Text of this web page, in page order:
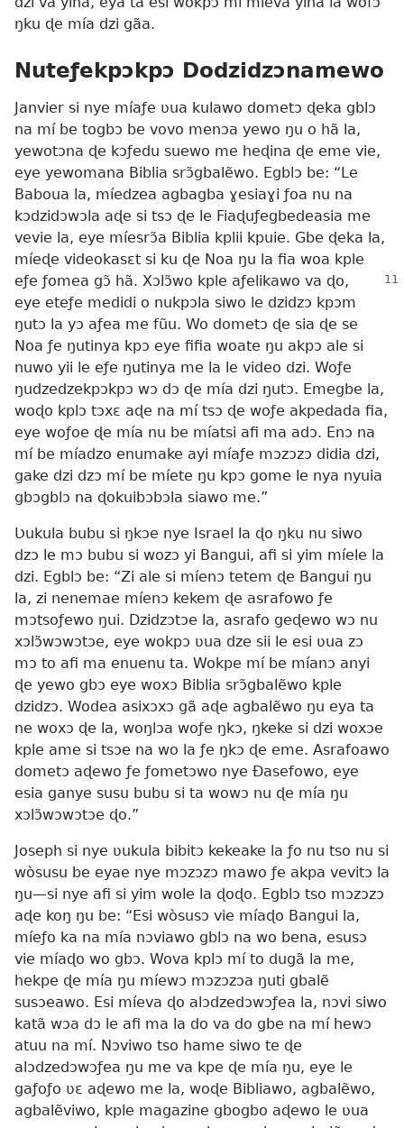
ŋku ɖe mía dzi gãa.
Nuteƒekpɔkpɔ Dodzidzɔnamewo
Janvier si nye míaƒe ʋua kulawo dometɔ ɖeka gblɔ
na mí be togbɔ be vovo menɔa yewo ŋu o hã la,
yewotɔna ɖe kɔƒedu suewo me heɖina ɖe eme vie,
eye yewomana Biblia srɔ̃gbalẽwo. Egblɔ be: “Le
Baboua la, míedzea agbagba ɣesiaɣi ƒoa nu na
kɔdzidɔwɔla aɖe si tsɔ ɖe le Fiaɖuƒegbedeasia me
vevie la, eye míesrɔ̃a Biblia kplii kpuie. Gbe ɖeka la,
míeɖe videokasɛt si ku ɖe Noa ŋu la fia woa kple
eƒe ƒomea gɔ̃ hã. Xɔlɔ̃wo kple aƒelikawo va ɖo,
eye eteƒe medidi o nukpɔla siwo le dzidzɔ kpɔm
ŋutɔ la yɔ aƒea me fũu. Wo dometɔ ɖe sia ɖe se
Noa ƒe ŋutinya kpɔ eye fifia woate ŋu akpɔ ale si
nuwo yii le eƒe ŋutinya me la le video dzi. Woƒe
ŋudzedzekpɔkpɔ wɔ dɔ ɖe mía dzi ŋutɔ. Emegbe la,
woɖo kplɔ tɔxɛ aɖe na mí tsɔ ɖe woƒe akpedada fia,
eye woƒoe ɖe mía nu be míatsi afi ma adɔ. Enɔ na
mí be míadzo enumake ayi míaƒe mɔzɔzɔ didia dzi,
gake dzi dzɔ mí be míete ŋu kpɔ gome le nya nyuia
gbɔgblɔ na ɖokuibɔbɔla siawo me.”
Ʋukula bubu si ŋkɔe nye Israel la ɖo ŋku nu siwo
dzɔ le mɔ bubu si wozɔ yi Bangui, afi si yim míele la
dzi. Egblɔ be: “Zi ale si míenɔ tetem ɖe Bangui ŋu
la, zi nenemae míenɔ kekem ɖe asrafowo ƒe
mɔtsoƒewo ŋui. Dzidzɔtɔe la, asrafo geɖewo wɔ nu
xɔlɔ̃wɔwɔtɔe, eye wokpɔ ʋua dze sii le esi ʋua zɔ
mɔ to afi ma enuenu ta. Wokpe mí be míanɔ anyi
ɖe yewo gbɔ eye woxɔ Biblia srɔ̃gbalẽwo kple
dzidzɔ. Wodea asixɔxɔ gã aɖe agbalẽwo ŋu eya ta
ne woxɔ ɖe la, woŋlɔa woƒe ŋkɔ, ŋkeke si dzi woxɔe
kple ame si tsɔe na wo la ƒe ŋkɔ ɖe eme. Asrafoawo
dometɔ aɖewo ƒe ƒometɔwo nye Ðasefowo, eye
esia ganye susu bubu si ta wowɔ nu ɖe mía ŋu
xɔlɔ̃wɔwɔtɔe ɖo.”
Joseph si nye ʋukula bibitɔ kekeake la ƒo nu tso nu si
wòsusu be eyae nye mɔzɔzɔ mawo ƒe akpa vevitɔ la
ŋu—si nye afi si yim wole la ɖoɖo. Egblɔ tso mɔzɔzɔ
aɖe koŋ ŋu be: “Esi wòsusɔ vie míaɖo Bangui la,
míeƒo ka na mía nɔviawo gblɔ na wo bena, esusɔ
vie míaɖo wo gbɔ. Wova kplɔ mí to dugã la me,
hekpe ɖe mía ŋu míewɔ mɔzɔzɔa ŋuti gbalẽ
susɔeawo. Esi míeva ɖo alɔdzedɔwɔƒea la, nɔvi siwo
katã wɔa dɔ le afi ma la do va do gbe na mí hewɔ
atuu na mí. Nɔviwo tso hame siwo te ɖe
alɔdzedɔwɔƒea ŋu me va kpe ɖe mía ŋu, eye le
gaƒoƒo ʋɛ aɖewo me la, woɖe Bibliawo, agbalẽwo,
agbalẽviwo, kple magazine gbogbo aɖewo le ʋua